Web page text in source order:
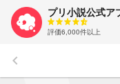
プリ小説公式ア
評価6,000件以上
keyboard_arrow_left